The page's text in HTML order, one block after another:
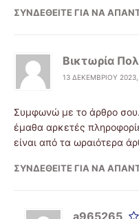
ΣΥΝΔΕΘΕΊΤΕ ΓΙΑ ΝΑ
Βικτωρία
13 ΔΕΚΕΜΒΡΊΟΥ 2023,
Συμφωνώ με το άρθρο σου.
έμαθα αρκετές
είναι από τα ωραιότερα
ΣΥΝΔΕΘΕΊΤΕ ΓΙΑ ΝΑ
a965265